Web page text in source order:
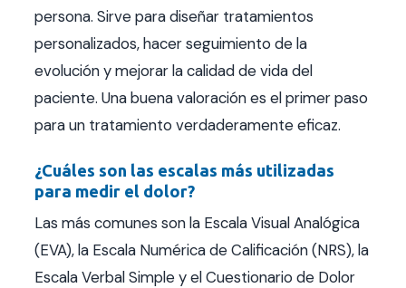
persona. Sirve para diseñar tratamientos
personalizados, hacer seguimiento de la
evolución y mejorar la calidad de vida del
paciente. Una buena valoración es el primer paso
para un tratamiento verdaderamente eficaz.
¿Cuáles son las escalas más utilizadas
para medir el dolor?
Las más comunes son la Escala Visual Analógica
(EVA), la Escala Numérica de Calificación (NRS), la
Escala Verbal Simple y el Cuestionario de Dolor